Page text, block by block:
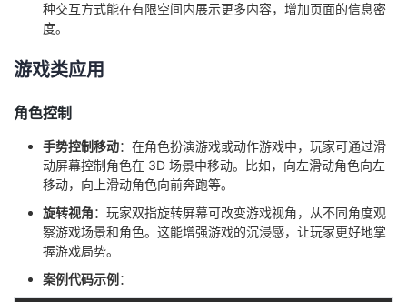
种交互方式能在有限空间内展示更多内容，增加页面的信息密
度。
游戏类应用
角色控制
手势控制移动：在角色扮演游戏或动作游戏中，玩家可通过滑
动屏幕控制角色在 3D 场景中移动。比如，向左滑动角色向左
移动，向上滑动角色向前奔跑等。
旋转视角：玩家双指旋转屏幕可改变游戏视角，从不同角度观
察游戏场景和角色。这能增强游戏的沉浸感，让玩家更好地掌
握游戏局势。
案例代码示例 ：